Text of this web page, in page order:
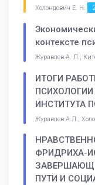
Холондович Е. Н.
контексте
Журавлев А. Л.,
ИТОГИ
ИНСТИТУТА
Журавлев А.Л.,
ФРИДРИХА-
ПУТИ И